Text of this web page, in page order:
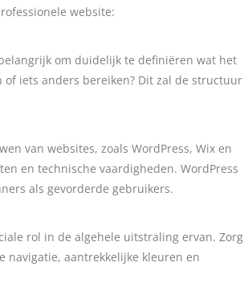
website:
om duidelijk te definiëren wat het
iets anders bereiken? Dit zal de structuur
van websites, zoals WordPress, Wix en
en technische vaardigheden. WordPress
als gevorderde gebruikers.
rol in de algehele uitstraling ervan. Zorg
navigatie, aantrekkelijke kleuren en